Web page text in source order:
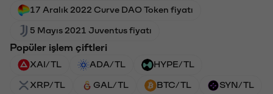
17 Aralık 2022 Curve DAO Token fiyatı
5 Mayıs 2021 Juventus fiyatı
Popüler işlem çiftleri
XAI/TL ADA/TL HYPE/TL
XRP/TL GAL/TL BTC/TL SYN/TL